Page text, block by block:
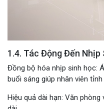
1.4. Tác Động Đến Nhịp
Đồng bộ hóa nhịp sinh học:
buổi sáng giúp nhân viên
Hiệu quả dài hạn: Văn phòng